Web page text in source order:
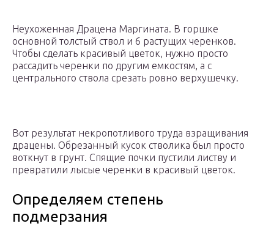
Неухоженная Драцена Маргината. В горшке
основной толстый ствол и 6 растущих черенков.
Чтобы сделать красивый цветок, нужно просто
рассадить черенки по другим емкостям, а с
центрального ствола срезать ровно верхушечку.
Вот результат некропотливого труда взращивания
драцены. Обрезанный кусок стволика был просто
воткнут в грунт. Спящие почки пустили листву и
превратили лысые черенки в красивый цветок.
Определяем степень
подмерзания